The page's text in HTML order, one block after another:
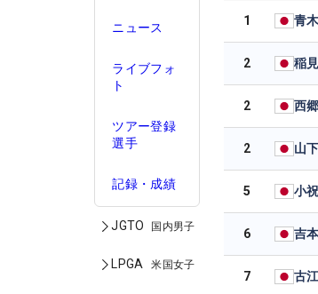
ニュース
ライブフォ
ト
ツアー登録
選手
記録・成績
JGTO 国内男子
LPGA 米国女子
1 青
2 稲
2 西
2 山
5 小
6 吉
7 古